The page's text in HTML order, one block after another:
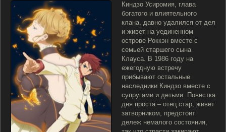
Киндзо Усиромия, глава
богатого и влиятельного
клана, давно удалился от дел
и живет на уединенном
острове Роккэн вместе с
семьей старшего сына
Клауса. В 1986 году на
ежегодную встречу
прибывают остальные
наследники Киндзо вместе с
супругами и детьми. Повестка
дня проста – отец стар, живет
затворником, предстоит
дележ немалого состояния,